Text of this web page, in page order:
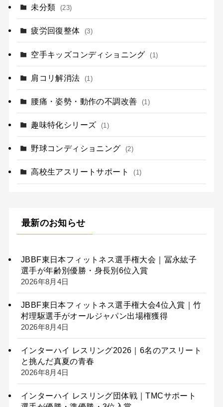
未分類 (23)
疲労回復整体 (3)
空手キッズコンディショニング (1)
肩コリ解消法 (1)
腰痛・姿勢・動作の不調改善 (1)
趣味特化シリーズ (1)
野球コンディショニング (2)
高校生アスリートサポート (1)
最新のお知らせ
JBBF東日本フィットネス選手権大会｜冨永紘子
選手が年齢別優勝・身長別6位入賞
2026年8月4日
JBBF東日本フィットネス選手権大会4位入賞｜竹
村理駆選手がオールジャパン出場権獲得
2026年8月4日
インターハイ レスリング2026｜6名のアスリート
と挑んだ真夏の青春
2026年8月4日
インターハイ レスリング団体戦｜TMCサポート